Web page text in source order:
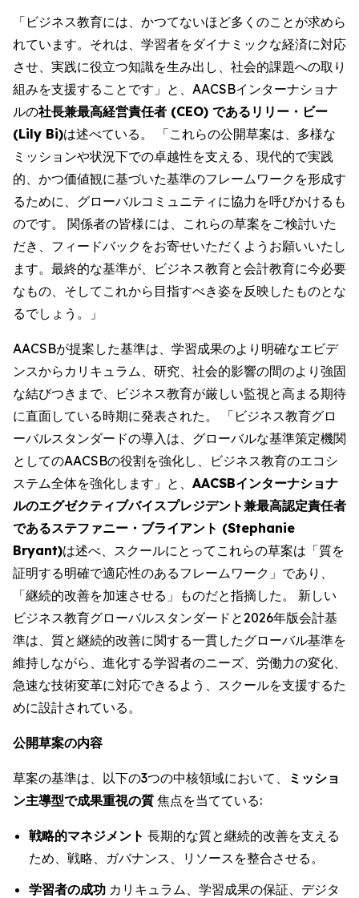
「ビジネス教育には、かつてないほど多くのことが求めら
れています。それは、学習者をダイナミックな経済に対応
させ、実践に役立つ知識を生み出し、社会的課題への取り
組みを支援することです」と、AACSBインターナショナ
ルの社長兼最高経営責任者 (CEO) であるリリー・ビー
(Lily Bi)は述べている。 「これらの公開草案は、多様な
ミッションや状況下での卓越性を支える、現代的で実践
的、かつ価値観に基づいた基準のフレームワークを形成す
るために、グローバルコミュニティに協力を呼びかけるも
のです。 関係者の皆様には、これらの草案をご検討いた
だき、フィードバックをお寄せいただくようお願いいたし
ます。最終的な基準が、ビジネス教育と会計教育に今必要
なもの、そしてこれから目指すべき姿を反映したものとな
るでしょう。」
AACSBが提案した基準は、学習成果のより明確なエビデ
ンスからカリキュラム、研究、社会的影響の間のより強固
な結びつきまで、ビジネス教育が厳しい監視と高まる期待
に直面している時期に発表された。 「ビジネス教育グロ
ーバルスタンダードの導入は、グローバルな基準策定機関
としてのAACSBの役割を強化し、ビジネス教育のエコシ
ステム全体を強化します」と、 AACSBインターナショナ
ルのエグゼクティブバイスプレジデント兼最高認定責任者
であるステファニー・ブライアント (Stephanie
Bryant)は述べ、スクールにとってこれらの草案は「質を
証明する明確で適応性のあるフレームワーク」であり、
「継続的改善を加速させる」ものだと指摘した。 新しい
ビジネス教育グローバルスタンダードと2026年版会計基
準は、質と継続的改善に関する一貫したグローバル基準を
維持しながら、進化する学習者のニーズ、労働力の変化、
急速な技術変革に対応できるよう、スクールを支援するた
めに設計されている。
公開草案の内容
草案の基準は、以下の3つの中核領域において、
ミッショ
ン主導型で成果重視の質 焦点を当てている:
戦略的マネジメント 長期的な質と継続的改善を支える
ため、戦略、ガバナンス、リソースを整合させる。
学習者の成功 カリキュラム、学習成果の保証、デジタ